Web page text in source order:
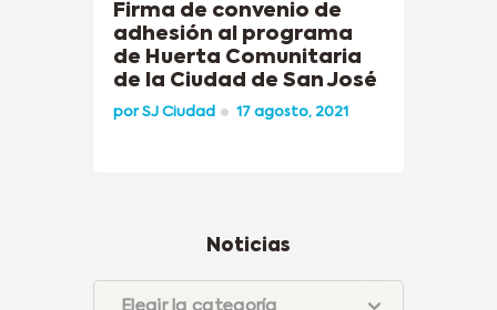
Firma de convenio de
adhesión al programa
de Huerta Comunitaria
de la Ciudad de San José
porSJ Ciudad 17 agosto, 2021
Noticias